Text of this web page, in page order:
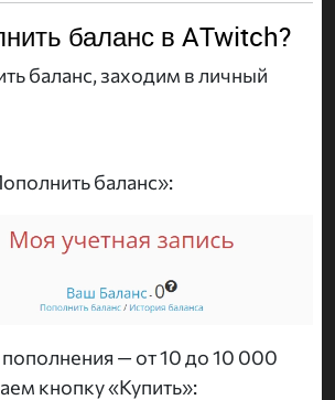
баланс в ATwitch?
баланс, заходим в личный
баланс»:
— от 10 до 10 000
кнопку «Купить»: